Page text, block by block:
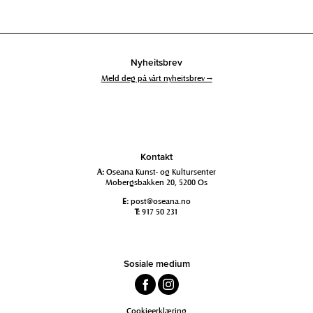
Nyheitsbrev
Meld deg på vårt nyheitsbrev →
Kontakt
A: Oseana Kunst- og Kultursenter
Mobergsbakken 20, 5200 Os
E: post@oseana.no
T: 917 50 231
Sosiale medium
Cookieerklæring